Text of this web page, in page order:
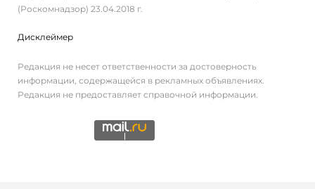
(Роскомнадзор) 23.04.2018 г.
Дисклеймер
Редакция не несет ответственности за достоверность
информации, содержащейся в рекламных объявлениях.
Редакция не предоставляет справочной информации.